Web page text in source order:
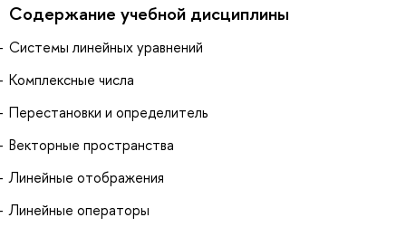
Содержание учебной дисциплины
Системы линейных уравнений
Комплексные числа
Перестановки и определитель
Векторные пространства
Линейные отображения
Линейные операторы